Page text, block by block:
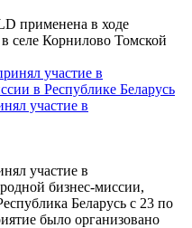
применена в ходе
в селе Корнилово Томской
участие в
участие в
бизнес-миссии,
Беларусь с 23 по
было организовано